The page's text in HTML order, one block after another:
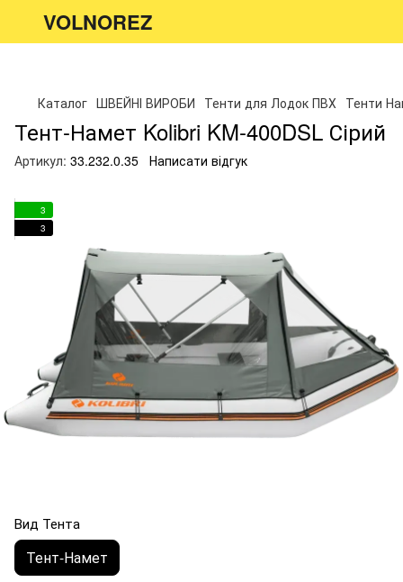
VOLNOREZ
Каталог ШВЕЙНІ ВИРОБИ Тенти для Лодок ПВХ Тенти
Тент-Намет Kolibri KM-400DSL Сірий
Артикул: 33.232.0.35 Написати відгук
3
3
Вид Тента
Тент-Намет